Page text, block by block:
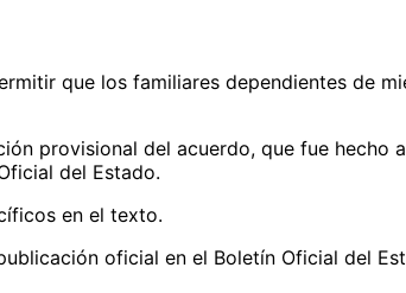
que los familiares dependientes de
provisional del acuerdo, que fue hecho
del Estado.
en el texto.
oficial en el Boletín Oficial del